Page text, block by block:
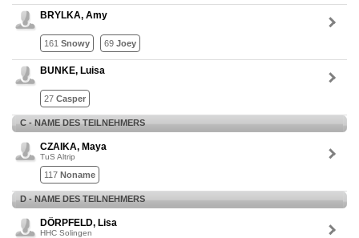
BRYLKA, Amy
161 Snowy 69 Joey
BUNKE, Luisa
27 Casper
C - NAME DES TEILNEHMERS
CZAIKA, Maya
TuS Altrip
117 Noname
D - NAME DES TEILNEHMERS
DÖRPFELD, Lisa
HHC Solingen